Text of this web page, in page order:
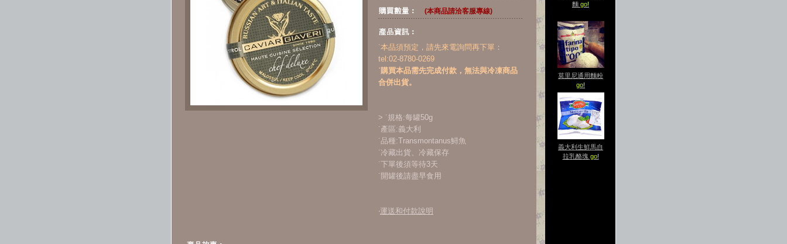
(本商品請洽客服專線)
˙本品須預定，請先來電詢問再下單：
tel:02-8780-0269
˙購買本品需先完成付款，無法與冷凍商品
合併出貨。
> ˙規格:每罐50g
˙產區:義大利
˙品種:Transmontanus鱘魚
˙冷藏出貨、冷藏保存
˙下單後須等待3天
˙開罐後請盡早食用
‧運送和付款說明
麵 go!
莫里尼通用麵粉
go!
義大利生鮮馬自
拉乳酪塊 go!